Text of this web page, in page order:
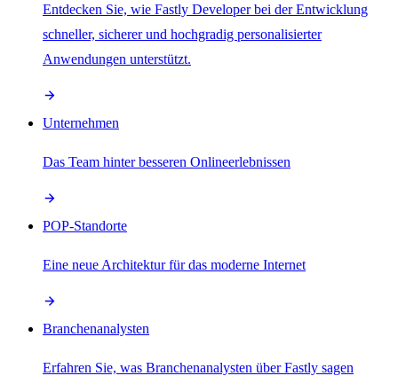
Entdecken Sie, wie Fastly Developer bei der Entwicklung
schneller, sicherer und hochgradig personalisierter
Anwendungen unterstützt.
Unternehmen
Das Team hinter besseren Onlineerlebnissen
POP-Standorte
Eine neue Architektur für das moderne Internet
Branchenanalysten
Erfahren Sie, was Branchenanalysten über Fastly sagen